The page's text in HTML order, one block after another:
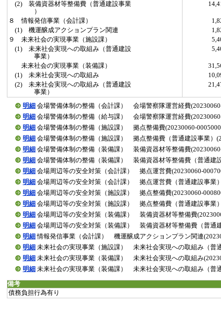
(2) 装備資器材等整備費（普通建設事業
）
８ 情報発信事業（会計課）
(1) 機運醸成アクションプラン関連
９ 未来社会の実現事業（施設課）
(1) 未来社会実現への取組み（普通建設
事業）
未来社会の実現事業（装備課）
(1) 未来社会実現への取組み
(2) 未来社会実現への取組み（普通建設
事業）
明細 会場警備体制の整備（会計課） 会場警察隊運営経費
明細 会場警備体制の整備（給与課） 会場警察隊運営経費
明細 会場警備体制の整備（施設課） 拠点整備費(20230060-
明細 会場警備体制の整備（施設課） 拠点整備費（普通建設事業）
明細 会場警備体制の整備（装備課） 装備資器材等整備費
明細 会場警備体制の整備（装備課） 装備資器材等整備費（普通建
明細 会場周辺等の安全対策（会計課） 拠点運営費(20230060-
明細 会場周辺等の安全対策（会計課） 拠点運営費（普通建設事業
明細 会場周辺等の安全対策（施設課） 拠点整備費(20230060-
明細 会場周辺等の安全対策（施設課） 拠点整備費（普通建設事業
明細 会場周辺等の安全対策（装備課） 装備資器材等整備費
明細 会場周辺等の安全対策（装備課） 装備資器材等整備費（普通
明細 情報発信事業（会計課） 機運醸成アクションプラン関連
明細 未来社会の実現事業（施設課） 未来社会実現への取組み（普
明細 未来社会の実現事業（装備課） 未来社会実現への取組み
明細 未来社会の実現事業（装備課） 未来社会実現への取組み（普
備考
債務負担行為有り